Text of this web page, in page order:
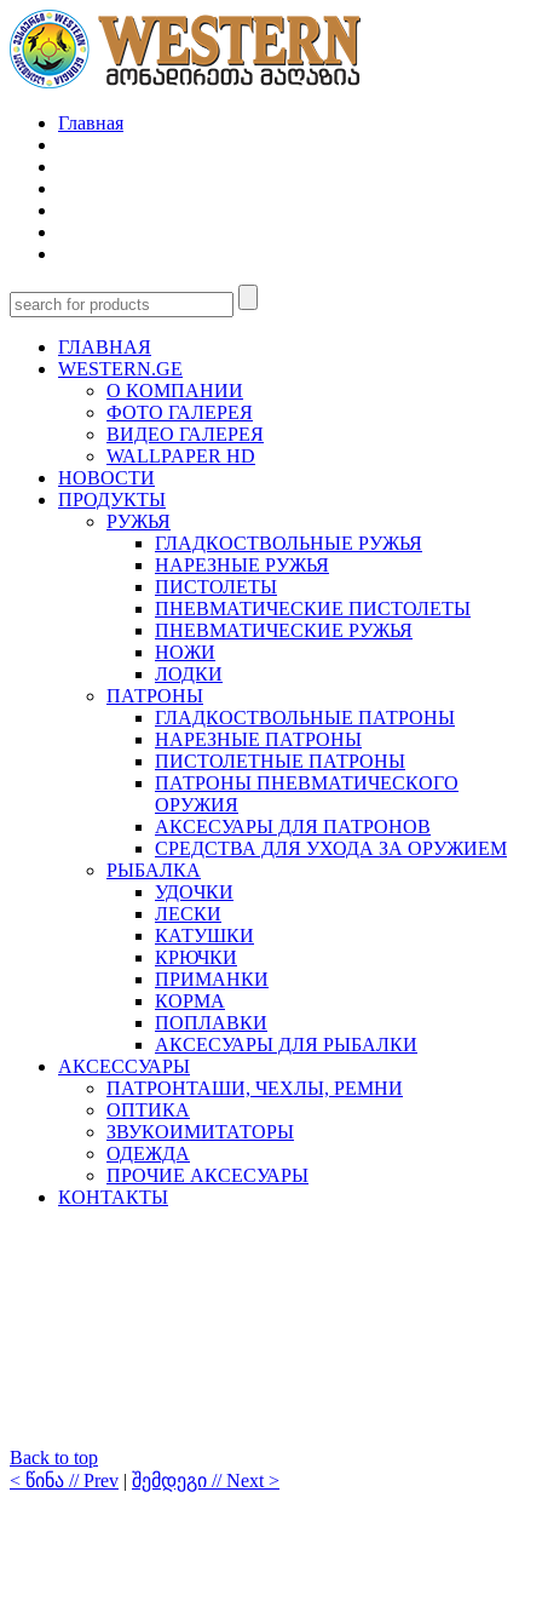
Главная
ГЛАВНАЯ
WESTERN.GE
О КОМПАНИИ
ФОТО ГАЛЕРЕЯ
ВИДЕО ГАЛЕРЕЯ
WALLPAPER HD
НОВОСТИ
ПРОДУКТЫ
РУЖЬЯ
ГЛАДКОСТВОЛЬНЫЕ РУЖЬЯ
НАРЕЗНЫЕ РУЖЬЯ
ПИСТОЛЕТЫ
ПНЕВМАТИЧЕСКИЕ ПИСТОЛЕТЫ
ПНЕВМАТИЧЕСКИЕ РУЖЬЯ
НОЖИ
ЛОДКИ
ПАТРОНЫ
ГЛАДКОСТВОЛЬНЫЕ ПАТРОНЫ
НАРЕЗНЫЕ ПАТРОНЫ
ПИСТОЛЕТНЫЕ ПАТРОНЫ
ПАТРОНЫ ПНЕВМАТИЧЕСКОГО
ОРУЖИЯ
АКСЕСУАРЫ ДЛЯ ПАТРОНОВ
СРЕДСТВА ДЛЯ УХОДА ЗА ОРУЖИЕМ
РЫБАЛКА
УДОЧКИ
ЛЕСКИ
КАТУШКИ
КРЮЧКИ
ПРИМАНКИ
КОРМА
ПОПЛАВКИ
АКСЕСУАРЫ ДЛЯ РЫБАЛКИ
АКСЕССУАРЫ
ПАТРОНТАШИ, ЧЕХЛЫ, РЕМНИ
ОПТИКА
ЗВУКОИМИТАТОРЫ
ОДЕЖДА
ПРОЧИЕ АКСЕСУАРЫ
КОНТАКТЫ
Back to top
< წინა // Prev | შემდეგი // Next >